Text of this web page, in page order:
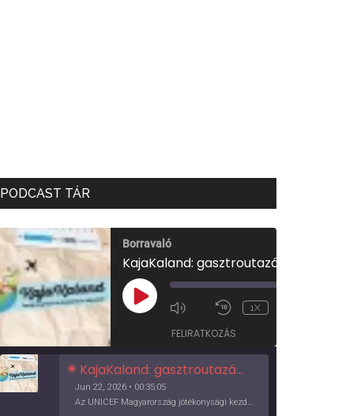
PODCAST TÁR
Borravaló
PLAY
EPISODE
1X
FELIRATKOZÁS
KajaKaland: gasztroutazás a föld körül
Jun 22, 2026 • 00:35:05
Az UNICEF Magyarország jótékonysági kezdeményezése izgalmas, egész éves világkörüli ízutazásra hív, igazi családi program és gasztroedukáció, illetve segítség a rászorulóknak is egyben.